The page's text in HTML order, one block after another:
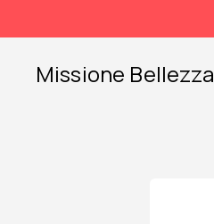
content
Missione Bellezza